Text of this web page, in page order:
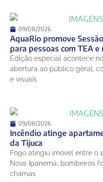
09/08/2026
AquaRio promove
para pessoas com TEA
Edição especial acontece
abertura ao público geral,
e visuais
09/08/2026
Incêndio atinge
da Tijuca
Fogo atingiu imóvel entre o
Nova Ipanema; bombeiros
chamas